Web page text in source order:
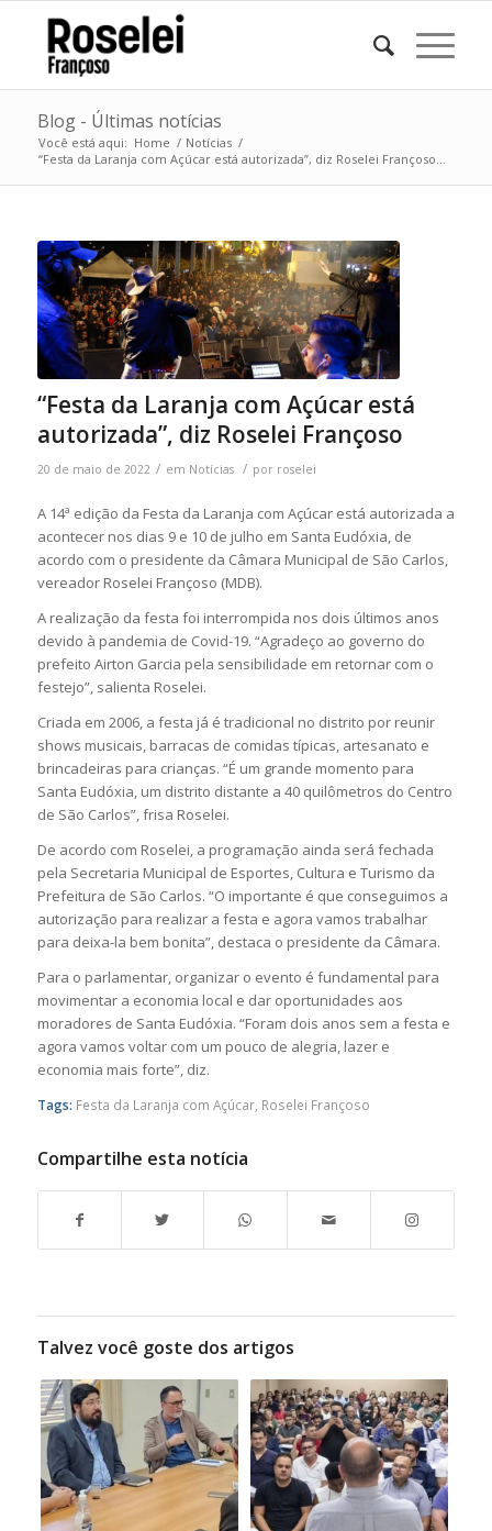
Blog - Últimas notícias
Você está aqui: Home / Notícias /
“Festa da Laranja com Açúcar está autorizada”, diz Roselei Françoso...
“Festa da Laranja com Açúcar está
autorizada”, diz Roselei Françoso
20 de maio de 2022 / em Notícias / por roselei
A 14ª edição da Festa da Laranja com Açúcar está autorizada a
acontecer nos dias 9 e 10 de julho em Santa Eudóxia, de
acordo com o presidente da Câmara Municipal de São Carlos,
vereador Roselei Françoso (MDB).
A realização da festa foi interrompida nos dois últimos anos
devido à pandemia de Covid-19. “Agradeço ao governo do
prefeito Airton Garcia pela sensibilidade em retornar com o
festejo”, salienta Roselei.
Criada em 2006, a festa já é tradicional no distrito por reunir
shows musicais, barracas de comidas típicas, artesanato e
brincadeiras para crianças. “É um grande momento para
Santa Eudóxia, um distrito distante a 40 quilômetros do Centro
de São Carlos”, frisa Roselei.
De acordo com Roselei, a programação ainda será fechada
pela Secretaria Municipal de Esportes, Cultura e Turismo da
Prefeitura de São Carlos. “O importante é que conseguimos a
autorização para realizar a festa e agora vamos trabalhar
para deixa-la bem bonita”, destaca o presidente da Câmara.
Para o parlamentar, organizar o evento é fundamental para
movimentar a economia local e dar oportunidades aos
moradores de Santa Eudóxia. “Foram dois anos sem a festa e
agora vamos voltar com um pouco de alegria, lazer e
economia mais forte”, diz.
Tags: Festa da Laranja com Açúcar, Roselei Françoso
Compartilhe esta notícia
Talvez você goste dos artigos